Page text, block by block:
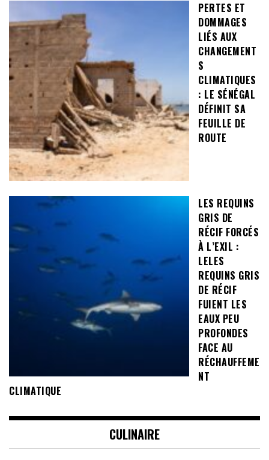
PERTES ET
DOMMAGES
LIÉS AUX
CHANGEMENT
S
CLIMATIQUES
: LE SÉNÉGAL
DÉFINIT SA
FEUILLE DE
ROUTE
LES REQUINS
GRIS DE
RÉCIF FORCÉS
À L’EXIL :
LELES
REQUINS GRIS
DE RÉCIF
FUIENT LES
EAUX PEU
PROFONDES
FACE AU
RÉCHAUFFEME
NT
CLIMATIQUE
CULINAIRE